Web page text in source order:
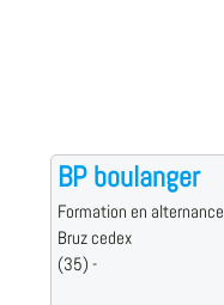
BP boulanger
Formation en alternance
Bruz cedex
(35) -